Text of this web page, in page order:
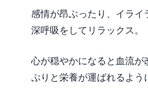
感情が昂ぶったり、イライ
深呼吸をしてリラックス。
心が穏やかになると血流が
ぷりと栄養が運ばれるよう